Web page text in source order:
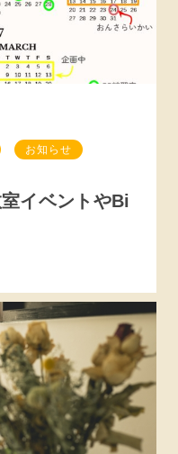
お知らせ
イベントやBi